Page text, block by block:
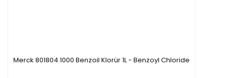
Merck 801804.1000 Benzoil Klorür 1L - Benzoyl Chloride